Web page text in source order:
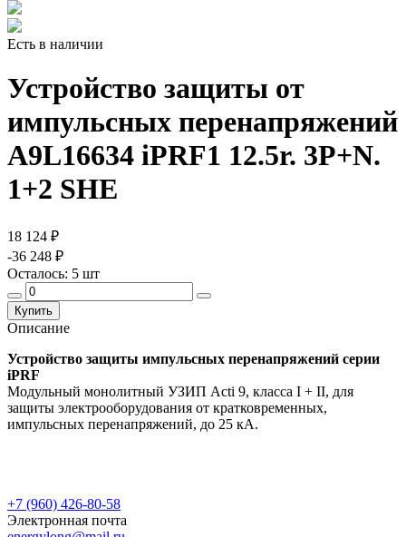
Есть в наличии
Устройство защиты от
импульсных перенапряжений
A9L16634 iPRF1 12.5r. 3P+N.
1+2 SHE
18 124 ₽
-36 248 ₽
Осталось: 5 шт
Купить
Описание
Устройство защиты импульсных перенапряжений серии
iPRF
Модульный монолитный УЗИП Acti 9, класса I + II, для
защиты электрооборудования от кратковременных,
импульсных перенапряжений, до 25 кА.
+7 (960) 426-80-58
Электронная почта